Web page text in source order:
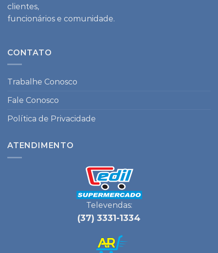
clientes,
funcionários e comunidade.
CONTATO
Trabalhe Conosco
Fale Conosco
Política de Privacidade
ATENDIMENTO
Televendas:
(37) 3331-1334